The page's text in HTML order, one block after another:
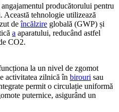
producătorului pentru
Această tehnologie utilizează
deîncălzire globală (GWP) și
a aparatului, reducând astfel
CO2.
la un nivel de zgomot
activitatea zilnică în birouri sau
permit o circulație uniformă
puternice, asigurând un